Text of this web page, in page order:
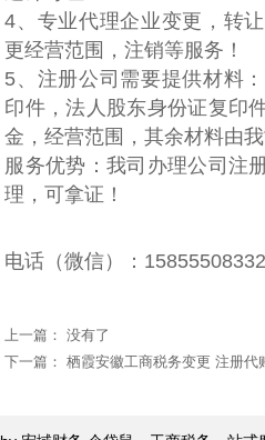
4、专业代理企业变更，转
更经营范围，注销等服务！
5、注册公司需要提供材料
印件，法人股东身份证复印
金，经营范围，其余材料由我
服务优势：我司办理公司注
理，可拿证！
电话（微信）：15855508332
上一篇： 没有了
下一篇：栖霞安徽工商税务变更 注册代